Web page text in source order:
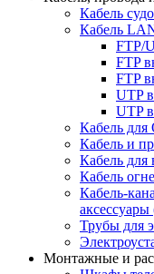
Кабель
Кабель
FTP/
FTP
FTP
UTP
UTP
Кабель
Кабель и
Кабель для
Кабель
Кабель-
аксессуары
Трубы для
Монтажные и